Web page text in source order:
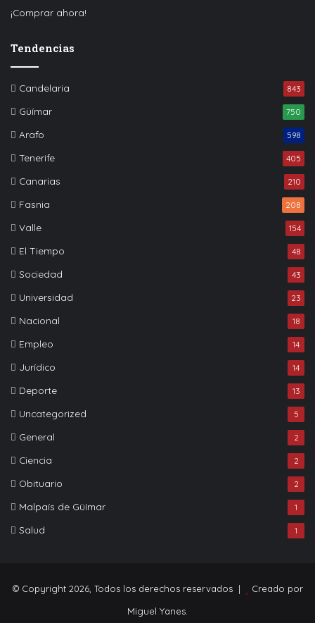
¡Comprar ahora!
Tendencias
Candelaria 843
Güímar 750
Arafo 598
Tenerife 405
Canarias 210
Fasnia 208
Valle 154
El Tiempo 48
Sociedad 43
Universidad 23
Nacional 18
Empleo 14
Jurídico 14
Deporte 13
Uncategorized 5
General 2
Ciencia 2
Obituario 2
Malpaís de Güímar 1
Salud 1
© Copyright 2026, Todos los derechos reservados |
Creado por
Miguel Yanes.